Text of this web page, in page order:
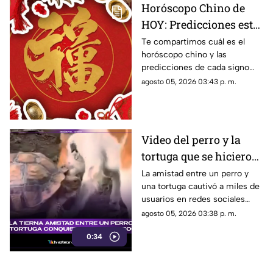
Horóscopo Chino de
HOY: Predicciones este
5 de agosto de 2026
para cada signo del
zodiaco
Te compartimos cuál es el
horóscopo chino y las
predicciones de cada signo
para el día de hoy, miércoles 5
agosto 05, 2026 03:43 p. m.
0:34
Video del perro y la
tortuga que se hicieron
amigos conquista las
redes sociales por su
ternura
La amistad entre un perro y
una tortuga cautivó a miles de
usuarios en redes sociales
gracias a un tierno video viral.
agosto 05, 2026 03:38 p. m.